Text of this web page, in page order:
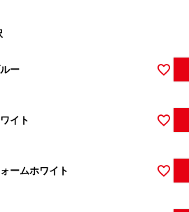
ー
イト
ームホワイト